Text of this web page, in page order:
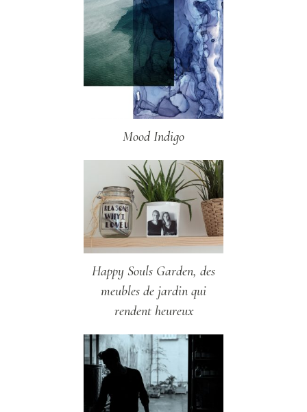
Mood Indigo
Happy Souls Garden, des
meubles de jardin qui
rendent heureux